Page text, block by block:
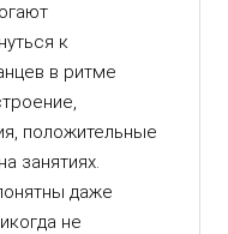
к
в ритме
положительные
занятиях.
даже
не